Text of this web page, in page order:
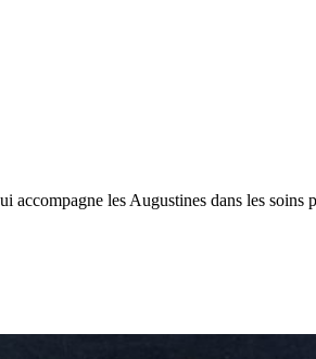
accompagne les Augustines dans les soins